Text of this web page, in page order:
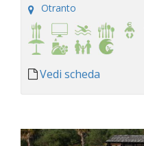
Otranto
Vedi scheda